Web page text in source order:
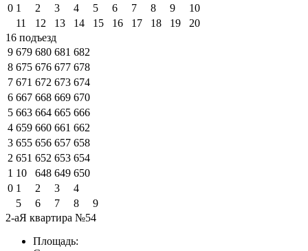
0 1 2 3 4 5 6 7 8 9
10
11
12 13 14 15 16 17 18 19
20
16 подъезд
9 679 680 681 682
8 675 676 677 678
7 671 672 673 674
6 667 668 669 670
5 663 664 665 666
4 659 660 661 662
3 655 656 657 658
2 651 652 653 654
1 10 648 649 650
0 1 2 3
4
5
6 7 8
9
2-аЯ квартира №54
Площадь: